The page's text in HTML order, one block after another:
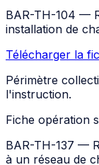
BAR-TH-104 —
installation de
Télécharger la
Périmètre
l'instruction.
Fiche opération
BAR-TH-137 —
à un réseau de